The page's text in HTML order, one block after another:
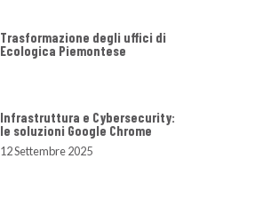
Trasformazione degli uffici di
Ecologica Piemontese
Infrastruttura e Cybersecurity:
le soluzioni Google Chrome
12 Settembre 2025